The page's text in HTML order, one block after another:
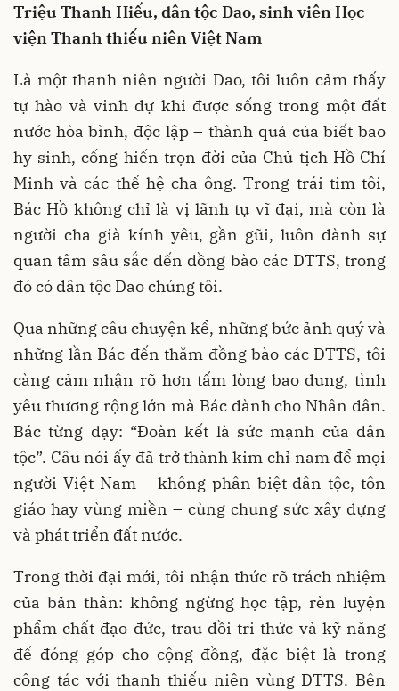
Triệu Thanh Hiếu, dân tộc Dao, sinh viên Học
viện Thanh thiếu niên Việt Nam
Là một thanh niên người Dao, tôi luôn cảm thấy
tự hào và vinh dự khi được sống trong một đất
nước hòa bình, độc lập – thành quả của biết bao
hy sinh, cống hiến trọn đời của Chủ tịch Hồ Chí
Minh và các thế hệ cha ông. Trong trái tim tôi,
Bác Hồ không chỉ là vị lãnh tụ vĩ đại, mà còn là
người cha già kính yêu, gần gũi, luôn dành sự
quan tâm sâu sắc đến đồng bào các DTTS, trong
đó có dân tộc Dao chúng tôi.
Qua những câu chuyện kể, những bức ảnh quý và
những lần Bác đến thăm đồng bào các DTTS, tôi
càng cảm nhận rõ hơn tấm lòng bao dung, tình
yêu thương rộng lớn mà Bác dành cho Nhân dân.
Bác từng dạy: “Đoàn kết là sức mạnh của dân
tộc”. Câu nói ấy đã trở thành kim chỉ nam để mọi
người Việt Nam – không phân biệt dân tộc, tôn
giáo hay vùng miền – cùng chung sức xây dựng
và phát triển đất nước.
Trong thời đại mới, tôi nhận thức rõ trách nhiệm
của bản thân: không ngừng học tập, rèn luyện
phẩm chất đạo đức, trau dồi tri thức và kỹ năng
để đóng góp cho cộng đồng, đặc biệt là trong
công tác với thanh thiếu niên vùng DTTS. Bên